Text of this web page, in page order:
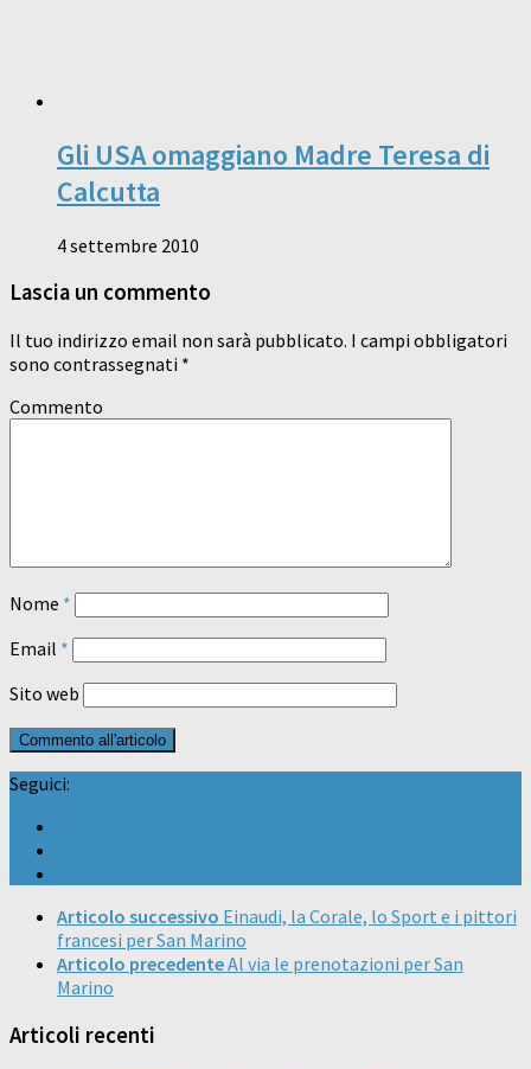
Gli USA omaggiano Madre Teresa di
Calcutta
4 settembre 2010
Lascia un commento
Il tuo indirizzo email non sarà pubblicato. I campi obbligatori
sono contrassegnati *
Commento
Nome *
Email *
Sito web
Seguici:
Articolo successivo Einaudi, la Corale, lo Sport e i pittori
francesi per San Marino
Articolo precedenteAl via le prenotazioni per San
Marino
Articoli recenti